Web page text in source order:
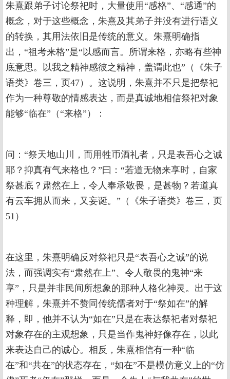
朱熹跟弟子讨论祭祀时，大量使用“感格”、“感通”的
概念，对于这些概念，朱熹及其弟子并没有进行语义
的转换，其用法依旧是传统的意义。朱熹明确指
出，“祖考来格”是“以感而言。所谓来格，亦略有些神
底意思。以我之精神感彼之精神，盖谓此也”（《朱子
语类》卷三，页47）。这说明，朱熹并不只是把祭祀
作为一种尊敬的情感表达，而是真诚地相信祭祀对象
能够“临在”（“来格”）：
问：“祭天地山川，而用牲币酒礼者，只是表吾心之诚
耶？抑真有气来格也？”曰：“若道无物来享时，自家
祭甚底？肃然在上，令人奉承敬畏，是甚物？若道真
有云车拥从而来，又妄诞。”（《朱子语类》卷三，页
51）
在这里，朱熹明确反对祭祀只是“表吾心之诚”的说
法，而强调实有“肃然在上”、令人敬畏的鬼神“来
享”，只是并非民间所想象的那种人格化神灵。出于这
种理解，朱熹并不赞同传统儒者对于“祭如在”的解
释，即，他并不认为“如在”只是在表达祭祀者对祭祀
对象存在的主观想象，只是当作鬼神好像存在，以此
来表达自己的诚心。相反，朱熹相信有一种“临
在”和“共在”的状态存在，“如在”不是模仿意义上的“仿